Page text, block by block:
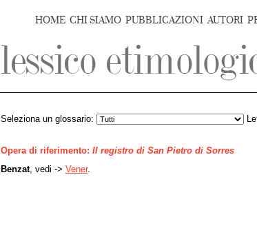
HOME CHI SIAMO PUBBLICAZIONI AUTORI
Seleziona un glossario:
Opera di riferimento: Il registro di San Pietro di Sorres
Benzat, vedi -> Vener.